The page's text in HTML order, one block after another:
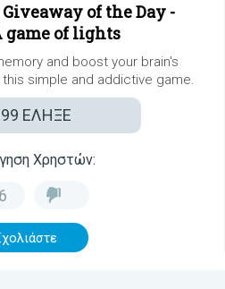
of the Day -
game of lights
and boost your brain's
simple and addictive game.
ΕΛΗΞΕ
Χρηστών:
6